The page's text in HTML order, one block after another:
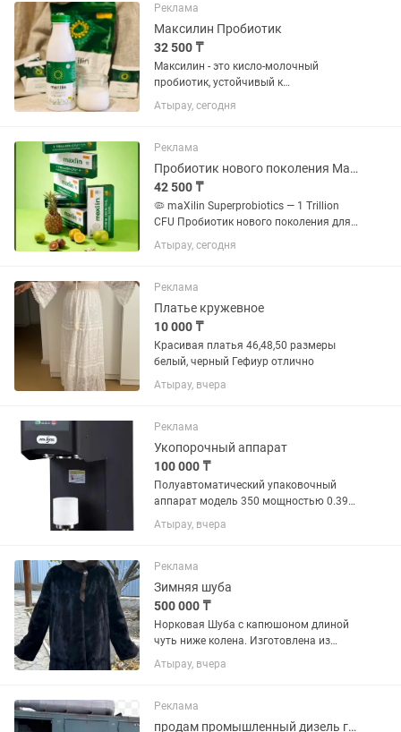
всасывается в кровь,...
Реклама
Максилин Пробиотик
32 500 ₸
Максилин - это кисло-молочный
пробиотик, устойчивый к
антибиотикам. Ведущие советские
биотехнологи вели долгие разработки,
уникальнейший препарат, получивший
название...
Атырау, сегодня
Реклама
Пробиотик нового поколения Максилин
42 500 ₸
🦠 maXilin Superprobiotics — 1 Trillion
CFU Пробиотик нового поколения для
поддержки микрофлоры кишечника,
иммунитета и общего состояния
ТРИЛЛИОН CFU () полезных...
Атырау, сегодня
Реклама
Платье кружевное
10 000 ₸
Красивая платья 46,48,50 размеры
белый, черный Гефиур отлично
Атырау, вчера
Реклама
Укопорочный аппарат
100 000 ₸
Полуавтоматический упаковочный
аппарат модель 350 мощностью 0.39
кВт, весом 28 кг.
Атырау, вчера
Реклама
Зимняя шуба
500 000 ₸
Норковая Шуба с капюшоном длиной
чуть ниже колена. Изготовлена из
100% меха североамериканской норки
Блэкглама, капюшон из соболя
норки и соболя смотриться очень...
Атырау, вчера
Реклама
продам промышленный дизель генератор 200 кВт